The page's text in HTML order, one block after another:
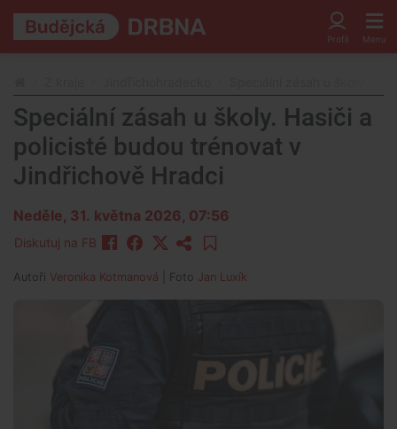
Speciální zásah u školy. Hasiči a
policisté budou trénovat v
Jindřichově Hradci
Neděle, 31. května 2026, 07:56
Diskutuj na FB
Autoři Veronika Kotmanová | Foto Jan Luxík